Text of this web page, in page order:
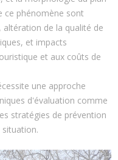
ce phénomène sont
de la qualité de
et impacts
et aux coûts de
une approche
d'évaluation comme
stratégies de prévention